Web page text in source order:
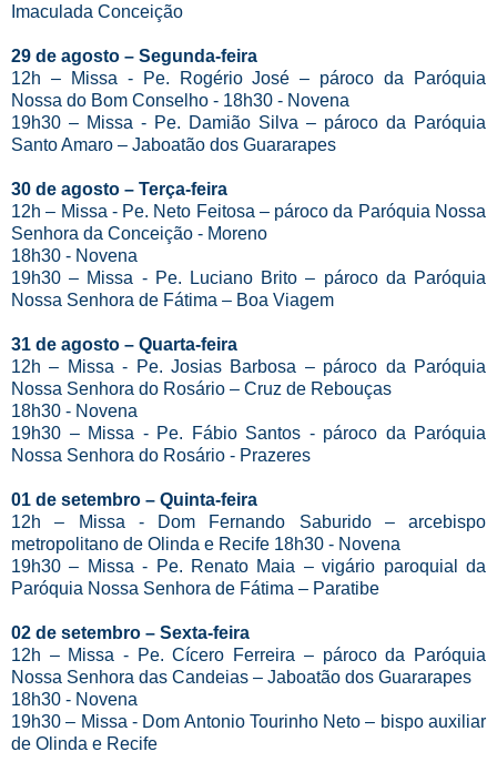
Imaculada Conceição
29 de agosto – Segunda-feira
12h – Missa - Pe. Rogério José – pároco da Paróquia
Nossa do Bom Conselho - 18h30 - Novena
19h30 – Missa - Pe. Damião Silva – pároco da Paróquia
Santo Amaro – Jaboatão dos Guararapes
30 de agosto – Terça-feira
12h – Missa - Pe. Neto Feitosa – pároco da Paróquia Nossa
Senhora da Conceição - Moreno
18h30 - Novena
19h30 – Missa - Pe. Luciano Brito – pároco da Paróquia
Nossa Senhora de Fátima – Boa Viagem
31 de agosto – Quarta-feira
12h – Missa - Pe. Josias Barbosa – pároco da Paróquia
Nossa Senhora do Rosário – Cruz de Rebouças
18h30 - Novena
19h30 – Missa - Pe. Fábio Santos - pároco da Paróquia
Nossa Senhora do Rosário - Prazeres
01 de setembro – Quinta-feira
12h – Missa - Dom Fernando Saburido – arcebispo
metropolitano de Olinda e Recife 18h30 - Novena
19h30 – Missa - Pe. Renato Maia – vigário paroquial da
Paróquia Nossa Senhora de Fátima – Paratibe
02 de setembro – Sexta-feira
12h – Missa - Pe. Cícero Ferreira – pároco da Paróquia
Nossa Senhora das Candeias – Jaboatão dos Guararapes
18h30 - Novena
19h30 – Missa - Dom Antonio Tourinho Neto – bispo auxiliar
de Olinda e Recife